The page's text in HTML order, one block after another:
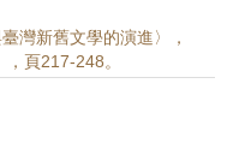
灣新舊文學的演進〉，
頁217-248。